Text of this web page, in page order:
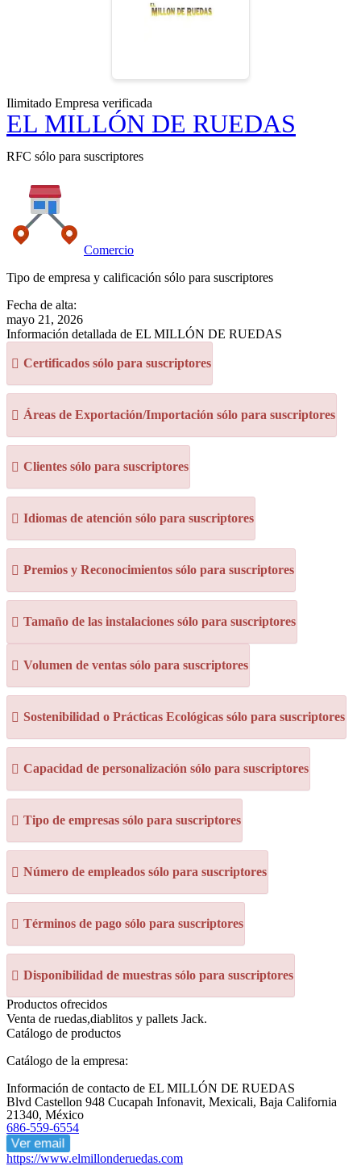
Ilimitado Empresa verificada
EL MILLÓN DE RUEDAS
RFC sólo para suscriptores
Comercio
Tipo de empresa y calificación sólo para suscriptores
Fecha de alta:
mayo 21, 2026
Información detallada de EL MILLÓN DE RUEDAS
Certificados sólo para suscriptores
Áreas de Exportación/Importación sólo para suscriptores
Clientes sólo para suscriptores
Idiomas de atención sólo para suscriptores
Premios y Reconocimientos sólo para suscriptores
Tamaño de las instalaciones sólo para suscriptores
Volumen de ventas sólo para suscriptores
Sostenibilidad o Prácticas Ecológicas sólo para suscriptores
Capacidad de personalización sólo para suscriptores
Tipo de empresas sólo para suscriptores
Número de empleados sólo para suscriptores
Términos de pago sólo para suscriptores
Disponibilidad de muestras sólo para suscriptores
Productos ofrecidos
Venta de ruedas, diablitos y pallets Jack.
Catálogo de productos
Catálogo de la empresa:
Información de contacto de EL MILLÓN DE RUEDAS
Blvd Castellon 948 Cucapah Infonavit, Mexicali, Baja California
21340, México
686-559-6554
Ver email
https://www.elmillonderuedas.com